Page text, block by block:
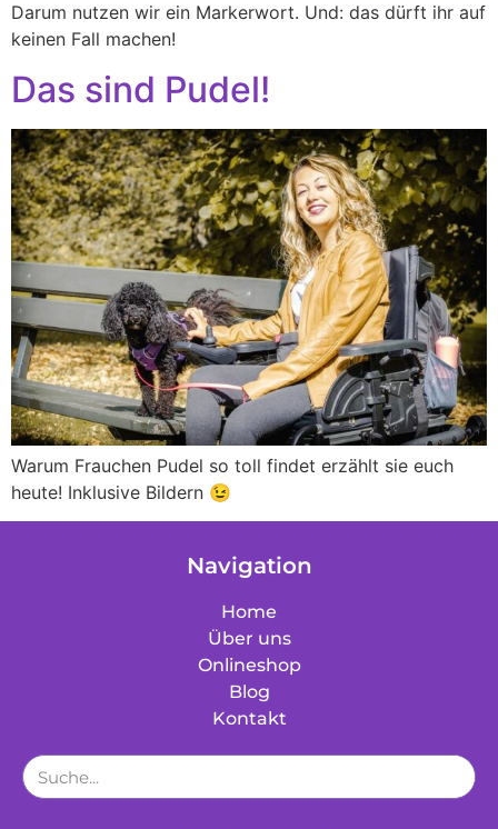
Darum nutzen wir ein Markerwort. Und: das dürft ihr auf
keinen Fall machen!
Das sind Pudel!
Warum Frauchen Pudel so toll findet erzählt sie euch
heute! Inklusive Bildern 😉
Navigation
Home
Über uns
Onlineshop
Blog
Kontakt